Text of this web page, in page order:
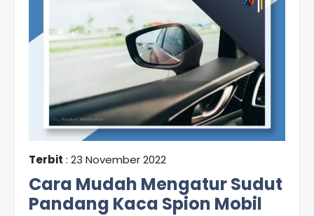
Terbit : 23 November 2022
Cara Mudah Mengatur Sudut
Pandang Kaca Spion Mobil